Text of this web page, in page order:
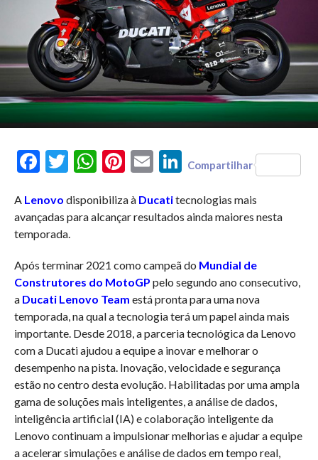
FacebookTwitterWhatsAppPinterest
Email LinkedIn
Compartilhar
A Lenovo disponibiliza à Ducatitecnologias mais
avançadas para alcançar resultados ainda maiores nesta
temporada.
Após terminar 2021 como campeã do Mundial de
Construtores do MotoGP pelo segundo ano consecutivo,
a Ducati Lenovo Team está pronta para uma nova
temporada, na qual a tecnologia terá um papel ainda mais
importante. Desde 2018, a parceria tecnológica da Lenovo
com a Ducati ajudou a equipe a inovar e melhorar o
desempenho na pista. Inovação, velocidade e segurança
estão no centro desta evolução. Habilitadas por uma ampla
gama de soluções mais inteligentes, a análise de dados,
inteligência artificial (IA) e colaboração inteligente da
Lenovo continuam a impulsionar melhorias e ajudar a equipe
a acelerar simulações e análise de dados em tempo real,